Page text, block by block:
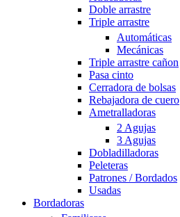
Doble arrastre
Triple arrastre
Automáticas
Mecánicas
Triple arrastre cañon
Pasa cinto
Cerradora de bolsas
Rebajadora de cuero
Ametralladoras
2 Agujas
3 Agujas
Dobladilladoras
Peleteras
Patrones / Bordados
Usadas
Bordadoras